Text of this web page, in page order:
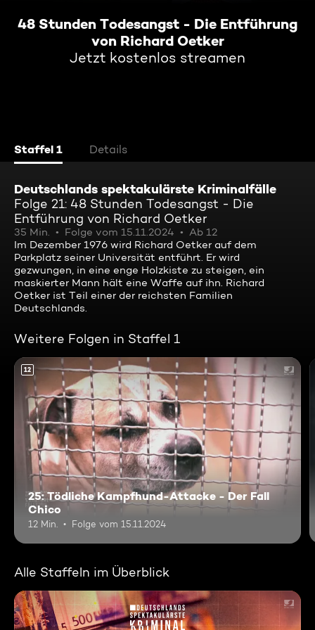
48 Stunden Todesangst - Die Entführung
von Richard Oetker
Jetzt kostenlos streamen
Staffel 1 Details
Deutschlands spektakulärste Kriminalfälle
Folge 21: 48 Stunden Todesangst - Die
Entführung von Richard Oetker
35 Min. Folge vom 15.11.2024
Ab 12
Im Dezember 1976 wird Richard Oetker auf dem
Parkplatz seiner Universität entführt. Er wird
gezwungen, in eine enge Holzkiste zu steigen, ein
maskierter Mann hält eine Waffe auf ihn. Richard
Oetker ist Teil einer der reichsten Familien
Deutschlands.
Weitere Folgen in Staffel 1
12
25: Tödliche Kampfhund-Attacke - Der Fall
Chico
12 Min. Folge vom 15.11.2024
Alle Staffeln im Überblick